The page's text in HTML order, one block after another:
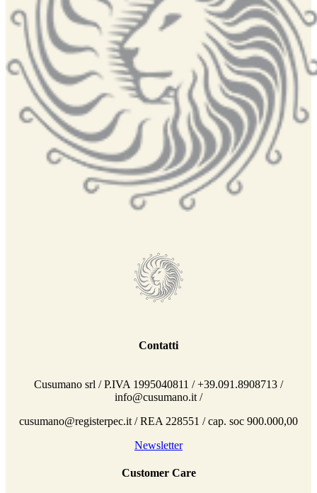
Contatti
Cusumano srl / P.IVA 1995040811 / +39.091.8908713 /
info@cusumano.it /
cusumano@registerpec.it / REA 228551 / cap. soc 900.000,00
Newsletter
Customer Care